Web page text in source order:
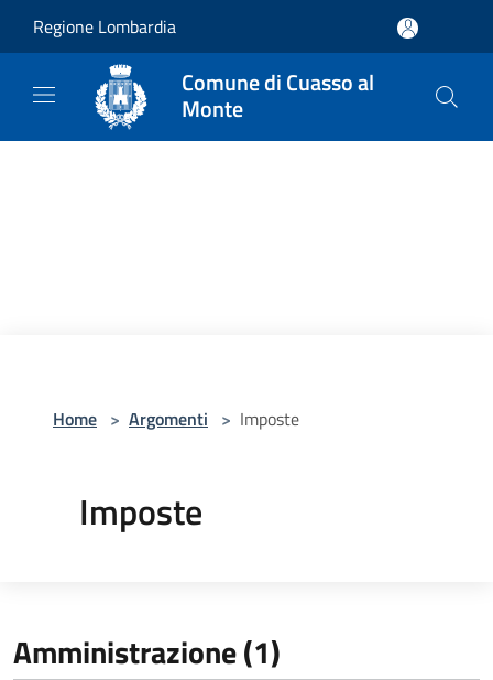
Regione Lombardia
Comune di Cuasso al
Monte
Home > Argomenti > Imposte
Imposte
Amministrazione (1)